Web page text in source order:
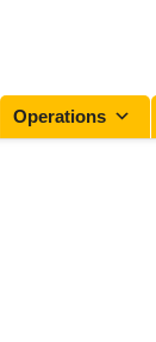
Operations